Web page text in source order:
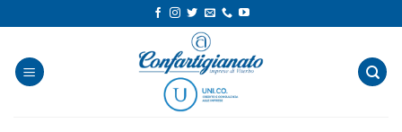
ai
contenuti